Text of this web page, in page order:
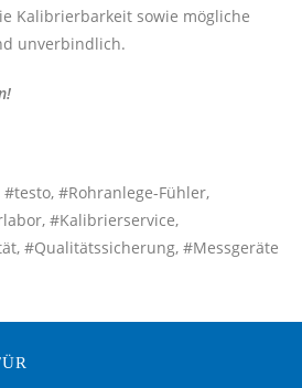
Kalibrierbarkeit sowie mögliche
unverbindlich.
#testo, #Rohranlege-Fühler,
#Kalibrierservice,
#Qualitätssicherung, #Messgeräte